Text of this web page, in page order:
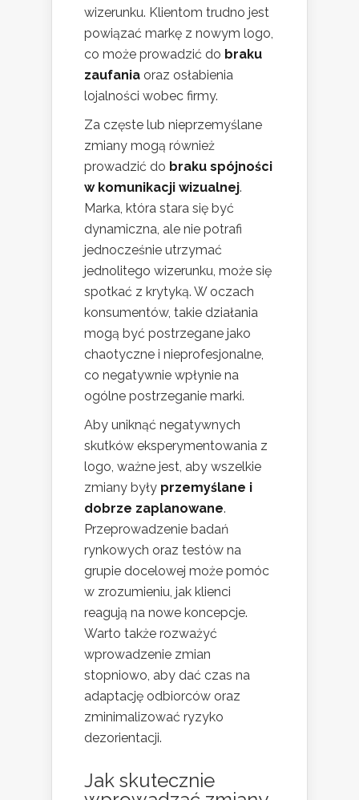
wizerunku. Klientom trudno jest
powiązać markę z nowym logo,
co może prowadzić do braku
zaufania oraz osłabienia
lojalności wobec firmy.
Za częste lub nieprzemyślane
zmiany mogą również
prowadzić do braku spójności
w komunikacji wizualnej.
Marka, która stara się być
dynamiczna, ale nie potrafi
jednocześnie utrzymać
jednolitego wizerunku, może się
spotkać z krytyką. W oczach
konsumentów, takie działania
mogą być postrzegane jako
chaotyczne i nieprofesjonalne,
co negatywnie wpłynie na
ogólne postrzeganie marki.
Aby uniknąć negatywnych
skutków eksperymentowania z
logo, ważne jest, aby wszelkie
zmiany były przemyślane i
dobrze zaplanowane.
Przeprowadzenie badań
rynkowych oraz testów na
grupie docelowej może pomóc
w zrozumieniu, jak klienci
reagują na nowe koncepcje.
Warto także rozważyć
wprowadzenie zmian
stopniowo, aby dać czas na
adaptację odbiorców oraz
zminimalizować ryzyko
dezorientacji.
Jak skutecznie